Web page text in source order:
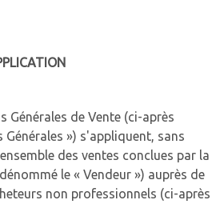
Générales de Vente (ci-après
») s'appliquent, sans
des ventes conclues par la
le « Vendeur ») auprès de
non professionnels (ci-après